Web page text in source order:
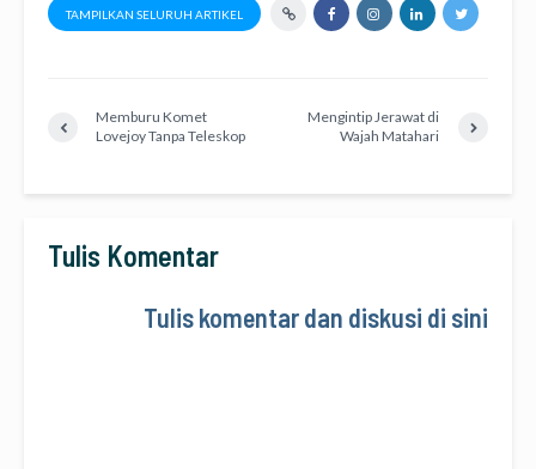
TAMPILKAN SELURUH ARTIKEL
Memburu Komet
Lovejoy Tanpa Teleskop
Mengintip Jerawat di
Wajah Matahari
Tulis Komentar
Tulis komentar dan diskusi di sini